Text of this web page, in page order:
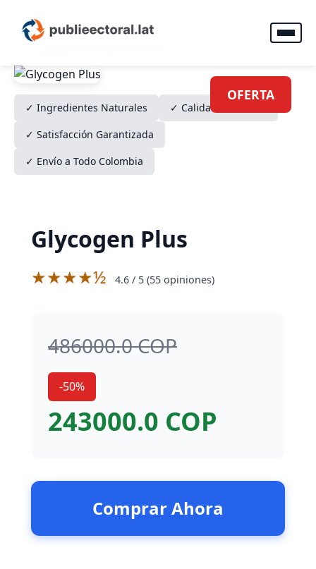
OFERTA
✓ Ingredientes Naturales
✓ Calidad Verificada
✓ Satisfacción Garantizada
✓ Envío a Todo Colombia
Glycogen Plus
★★★★½ 4.6 / 5 (55 opiniones)
486000.0 COP
-50%
243000.0 COP
Comprar Ahora